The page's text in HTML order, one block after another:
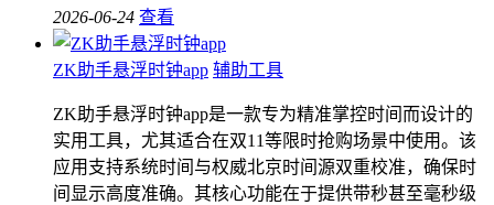
2026-06-24 查看
ZK助手悬浮时钟app 辅助工具
ZK助手悬浮时钟app是一款专为精准掌控时间而设计的
实用工具，尤其适合在双11等限时抢购场景中使用。该
应用支持系统时间与权威北京时间源双重校准，确保时
间显示高度准确。其核心功能在于提供带秒甚至毫秒级